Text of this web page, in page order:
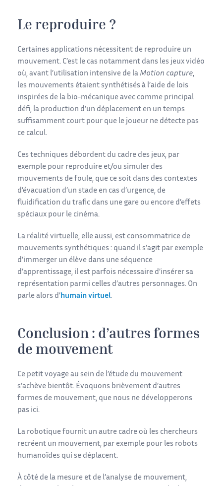
Le reproduire ?
Certaines applications nécessitent de reproduire un
mouvement. C’est le cas notamment dans les jeux vidéo
où, avant l’utilisation intensive de la Motion capture,
les mouvements étaient synthétisés à l’aide de lois
inspirées de la bio-mécanique avec comme principal
défi, la production d’un déplacement en un temps
suffisamment court pour que le joueur ne détecte pas
ce calcul.
Ces techniques débordent du cadre des jeux, par
exemple pour reproduire et/ou simuler des
mouvements de foule, que ce soit dans des contextes
d’évacuation d’un stade en cas d’urgence, de
fluidification du trafic dans une gare ou encore d’effets
spéciaux pour le cinéma.
La réalité virtuelle, elle aussi, est consommatrice de
mouvements synthétiques : quand il s’agit par exemple
d’immerger un élève dans une séquence
d’apprentissage, il est parfois nécessaire d’insérer sa
représentation parmi celles d’autres personnages. On
parle alors d’ humain virtuel.
Conclusion : d’autres formes
de mouvement
Ce petit voyage au sein de l’étude du mouvement
s’achève bientôt. Évoquons brièvement d’autres
formes de mouvement, que nous ne développerons
pas ici.
La robotique fournit un autre cadre où les chercheurs
recréent un mouvement, par exemple pour les robots
humanoïdes qui se déplacent.
À côté de la mesure et de l’analyse de mouvement,